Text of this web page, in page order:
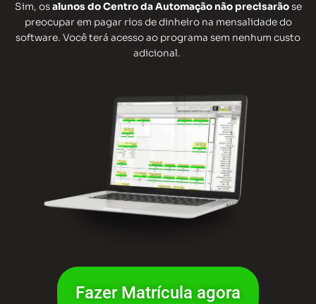
Sim, osalunos do Centro da Automação não precisarãose
preocupar em pagar rios de dinheiro na mensalidade do
software. Você terá acesso ao programa sem nenhum custo
adicional.
Fazer Matrícula agora